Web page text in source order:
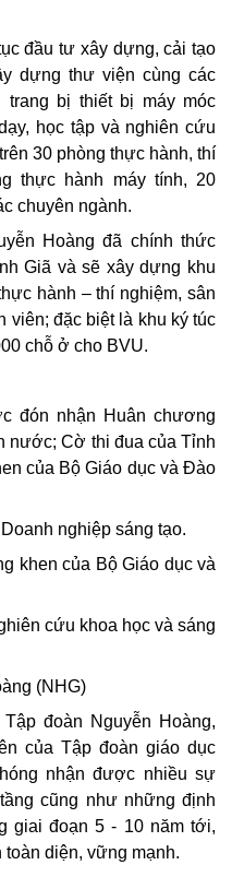
đầu tư xây dựng, cải tạo
dựng thư viện cùng các
trang bị thiết bị máy móc
học tập và nghiên cứu
30 phòng thực hành, thí
thực hành máy tính, 20
chuyên ngành.
Hoàng đã chính thức
Giã và sẽ xây dựng khu
hành – thí nghiệm, sân
viên; đặc biệt là khu ký túc
chỗ ở cho BVU.
đón nhận Huân chương
nước; Cờ thi đua của Tỉnh
của Bộ Giáo dục và Đào
nghiệp sáng tạo.
khen của Bộ Giáo dục và
cứu khoa học và sáng
(NHG)
đoàn Nguyễn Hoàng,
của Tập đoàn giáo dục
nhận được nhiều sự
cũng như những định
giai đoạn 5 - 10 năm tới,
diện, vững mạnh.